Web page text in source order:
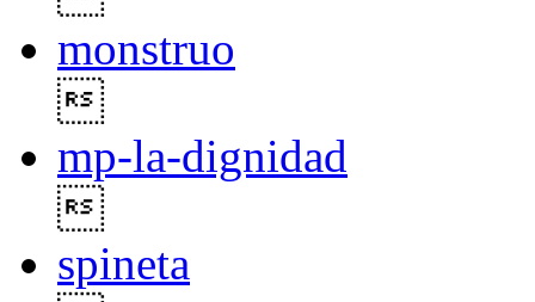
monstruo
mp-la-dignidad
spineta